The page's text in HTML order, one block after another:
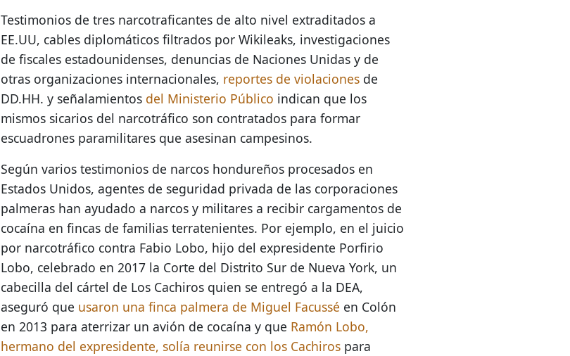
Testimonios de tres narcotraficantes de alto nivel extraditados a
EE.UU, cables diplomáticos filtrados por Wikileaks, investigaciones
de fiscales estadounidenses, denuncias de Naciones Unidas y de
otras organizaciones internacionales, reportes de violacionesde
DD.HH. y señalamientos del Ministerio Público indican que los
mismos sicarios del narcotráfico son contratados para formar
escuadrones paramilitares que asesinan campesinos.
Según varios testimonios de narcos hondureños procesados en
Estados Unidos, agentes de seguridad privada de las corporaciones
palmeras han ayudado a narcos y militares a recibir cargamentos de
cocaína en fincas de familias terratenientes. Por ejemplo, en el juicio
por narcotráfico contra Fabio Lobo, hijo del expresidente Porfirio
Lobo, celebrado en 2017 la Corte del Distrito Sur de Nueva York, un
cabecilla del cártel de Los Cachiros quien se entregó a la DEA,
aseguró que usaron una finca palmera de Miguel Facussé en Colón
en 2013 para aterrizar un avión de cocaína y que Ramón Lobo,
hermano del expresidente, solía reunirse con los Cachirospara